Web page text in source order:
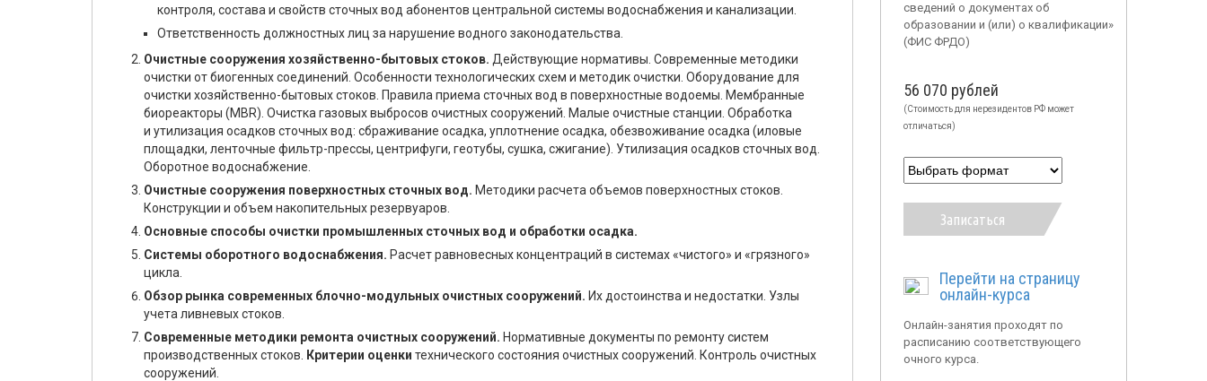
контроля, состава и свойств сточных вод абонентов центральной системы водоснабжения и канализации.
Ответственность должностных лиц за нарушение водного законодательства.
Очистные сооружения хозяйственно-бытовых стоков. Действующие нормативы. Современные методики
очистки от биогенных соединений. Особенности технологических схем и методик очистки. Оборудование для
очистки хозяйственно-бытовых стоков. Правила приема сточных вод в поверхностные водоемы. Мембранные
биореакторы (MBR). Очистка газовых выбросов очистных сооружений. Малые очистные станции. Обработка
и утилизация осадков сточных вод: сбраживание осадка, уплотнение осадка, обезвоживание осадка (иловые
площадки, ленточные фильтр-прессы, центрифуги, геотубы, сушка, сжигание). Утилизация осадков сточных вод.
Оборотное водоснабжение.
Очистные сооружения поверхностных сточных вод. Методики расчета объемов поверхностных стоков.
Конструкции и объем накопительных резервуаров.
Основные способы очистки промышленных сточных вод и обработки осадка.
Системы оборотного водоснабжения. Расчет равновесных концентраций в системах «чистого» и «грязного»
цикла.
Обзор рынка современных блочно-модульных очистных сооружений. Их достоинства и недостатки. Узлы
учета ливневых стоков.
Современные методики ремонта очистных сооружений. Нормативные документы по ремонту систем
производственных стоков.
Критерии оценки технического состояния очистных сооружений. Контроль очистных
сооружений.
сведений о документах об
образовании и (или) о квалификации»
(ФИС ФРДО)
56 070 рублей
(Стоимость для нерезидентов РФ может
отличаться)
Записаться
Перейти на страницу
онлайн-курса
Онлайн-занятия проходят по
расписанию соответствующего
очного курса.